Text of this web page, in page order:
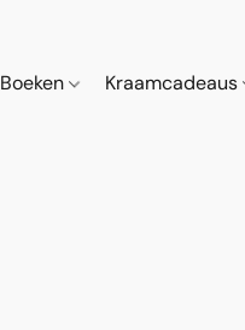
Boeken Kraamcadeaus